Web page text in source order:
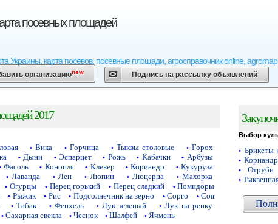
посевных площадей
Украины, карта посевов, посевные площади, агросправочник online, agromap
организациюnew Подпись на рассылку объявлений
2017
• Вика • Горчица • Тыквы столовые • Горох
• Дыни • Эспарцет • Рожь • Кабачки • Арбузы
Фасоль • Конопля • Клевер • Кориандр • Кукуруза
• Лаванда • Лен • Люпин • Люцерна • Махорка
• Огурцы • Перец горький • Перец сладкий • Помидоры
• Рыжик • Рис • Подсолнечник на зерно • Сорго • Соя
• Табак • Фенхель • Лук зеленый • Лук на репку
• Сахарная свекла • Чеснок • Шалфей • Ячмень
Выбор
• Брикеты
• Кориандр
• Отруби
•